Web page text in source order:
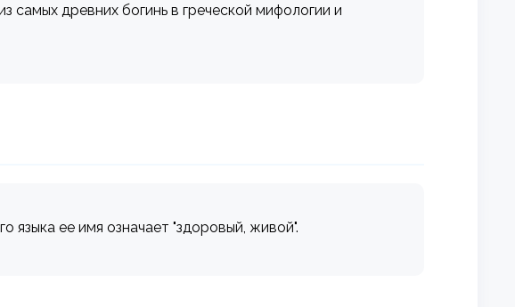
самых древних богинь в греческой мифологии и
языка ее имя означает "здоровый, живой".